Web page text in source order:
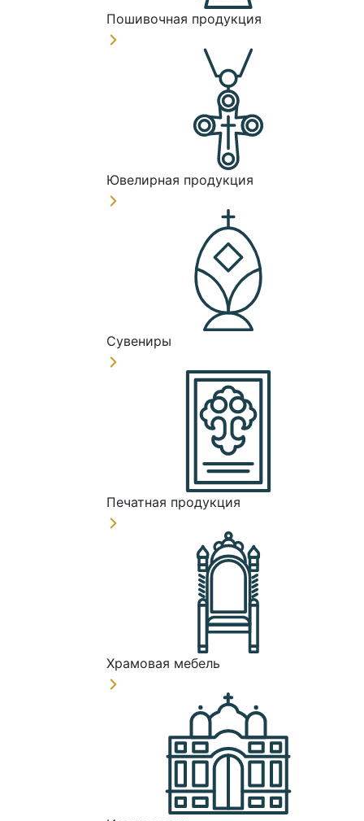
Пошивочная продукция
Ювелирная продукция
Сувениры
Печатная продукция
Храмовая мебель